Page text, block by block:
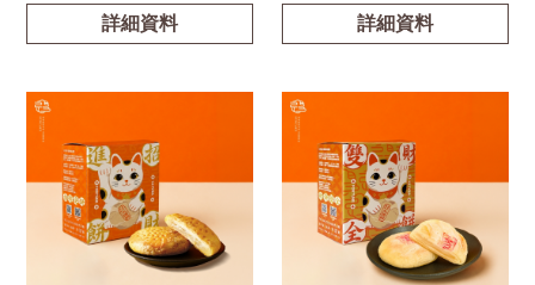
詳細資料 詳細資料